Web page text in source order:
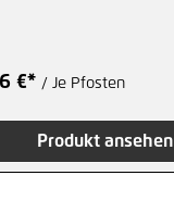
€* / Je Pfosten
Produkt ansehen